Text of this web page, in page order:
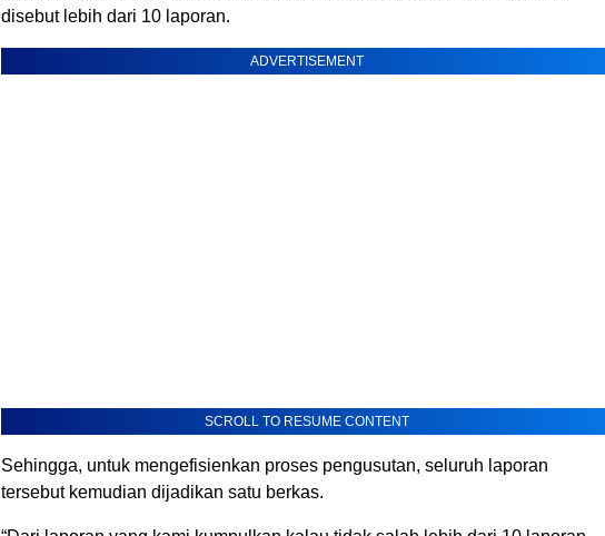
disebut lebih dari 10 laporan.
ADVERTISEMENT
SCROLL TO RESUME CONTENT
Sehingga, untuk mengefisienkan proses pengusutan, seluruh laporan
tersebut kemudian dijadikan satu berkas.